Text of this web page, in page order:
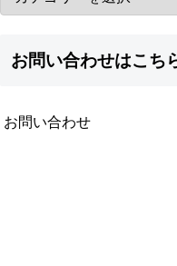
お問い合わせはこち
お問い合わせ